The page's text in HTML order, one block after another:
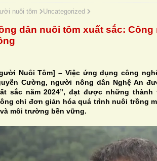
nuôi tôm Uncategorized
dân nuôi tôm xuất sắc:
Nuôi Tôm] – Việc ứng dụng công
Cường, người nông dân Nghệ An
sắc năm 2024”, đạt được những
chỉ đơn giản hóa quá trình nuôi trồng
môi trường bền vững.